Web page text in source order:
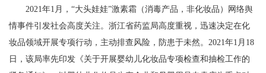
2021年1月，“大头娃娃”激素霜（消毒产品，非化妆品）网络舆
情事件引发社会高度关注。浙江省药监局高度重视，迅速决定在化
妆品领域开展专项行动，主动排查风险，防患于未然。2021年1月18
日，该局率先印发《关于开展婴幼儿化妆品专项检查和抽检工作的